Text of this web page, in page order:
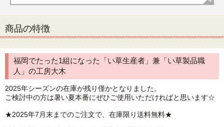
商品の特徴
福岡でたった1組になった「い草生産者」兼「い草製品職
人」の工房大木
2025年シーズンの在庫が残り僅かとなりました。
ご検討中の方は暑い夏本番にぜひご使用いただければと思います☆
★2025年7月末までのご注文で、在庫限り送料無料★